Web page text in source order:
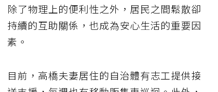
除了物理上的便利性之外，居民之間鬆散卻
持續的互助關係，也成為安心生活的重要因
素。
目前，高橋夫妻居住的自治體有志工提供接